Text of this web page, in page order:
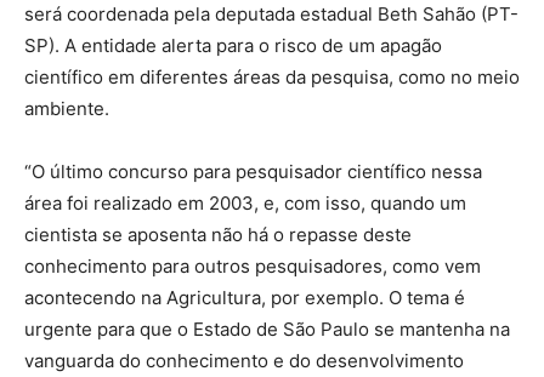
será coordenada pela deputada estadual Beth Sahão (PT-
SP). A entidade alerta para o risco de um apagão
científico em diferentes áreas da pesquisa, como no meio
ambiente.
“O último concurso para pesquisador científico nessa
área foi realizado em 2003, e, com isso, quando um
cientista se aposenta não há o repasse deste
conhecimento para outros pesquisadores, como vem
acontecendo na Agricultura, por exemplo. O tema é
urgente para que o Estado de São Paulo se mantenha na
vanguarda do conhecimento e do desenvolvimento